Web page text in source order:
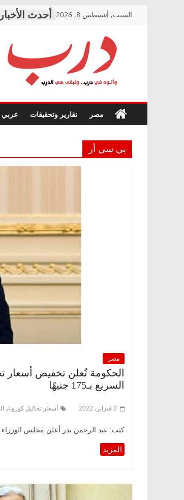
السبت, أغسطس 8, 2026
درب
في
درب..
هي
الدرب
مصر تقارير وتحقيقات عربي
بي سي أر
مصر
السريع بـ175 جنيهًا
2 فبراير، 2022 أسعار تحاليل كورونا,
كتب: عبد الرحمن بدر أعلن مجلس